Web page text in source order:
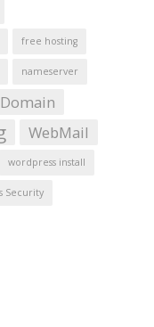
free hosting
nameserver
WebMail
wordpress install
Security